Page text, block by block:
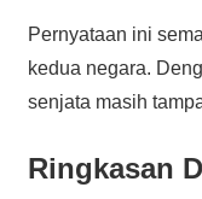
Pernyataan ini
kedua negara.
senjata masih
Ringkasan